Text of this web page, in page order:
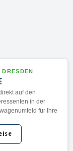
auf den
in der
für Ihre